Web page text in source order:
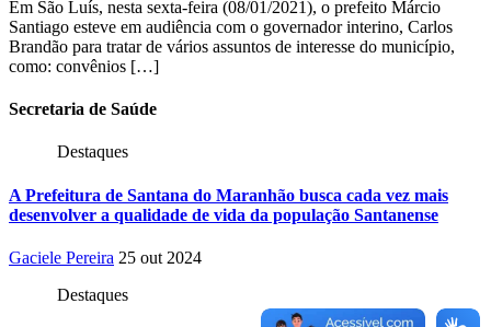
Em São Luís, nesta sexta-feira (08/01/2021), o prefeito Márcio
Santiago esteve em audiência com o governador interino, Carlos
Brandão para tratar de vários assuntos de interesse do município,
como: convênios […]
Secretaria de Saúde
Destaques
A Prefeitura de Santana do Maranhão busca cada vez mais
desenvolver a qualidade de vida da população Santanense
Gaciele Pereira 25 out 2024
Destaques